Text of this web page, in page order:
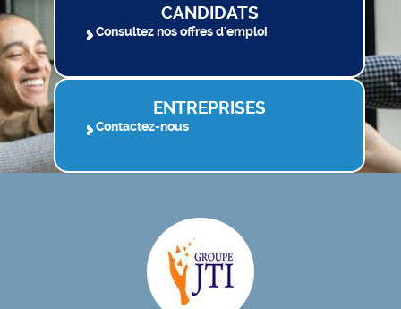
CANDIDATS
Consultez nos offres d'emploi
ENTREPRISES
Contactez-nous